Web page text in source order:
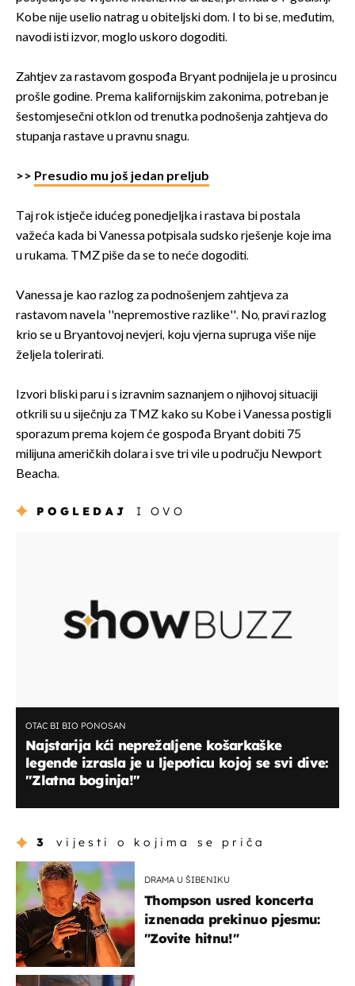
Kobe nije uselio natrag u obiteljski dom. I to bi se, međutim,
navodi isti izvor, moglo uskoro dogoditi.
Zahtjev za rastavom gospođa Bryant podnijela je u prosincu
prošle godine. Prema kalifornijskim zakonima, potreban je
šestomjesečni otklon od trenutka podnošenja zahtjeva do
stupanja rastave u pravnu snagu.
>> Presudio mu još jedan preljub
Taj rok istječe idućeg ponedjeljka i rastava bi postala
važeća kada bi Vanessa potpisala sudsko rješenje koje ima
u rukama. TMZ piše da se to neće dogoditi.
Vanessa je kao razlog za podnošenjem zahtjeva za
rastavom navela ''nepremostive razlike''. No, pravi razlog
krio se u Bryantovoj nevjeri, koju vjerna supruga više nije
željela tolerirati.
Izvori bliski paru i s izravnim saznanjem o njihovoj situaciji
otkrili su u siječnju za TMZ kako su Kobe i Vanessa postigli
sporazum prema kojem će gospođa Bryant dobiti 75
milijuna američkih dolara i sve tri vile u području Newport
Beacha.
POGLEDAJ I OVO
OTAC BI BIO PONOSAN
Najstarija kći neprežaljene košarkaške
legende izrasla je u ljepoticu kojoj se svi dive:
"Zlatna boginja!"
3 vijesti o kojima se priča
DRAMA U ŠIBENIKU
Thompson usred koncerta
iznenada prekinuo pjesmu:
"Zovite hitnu!"